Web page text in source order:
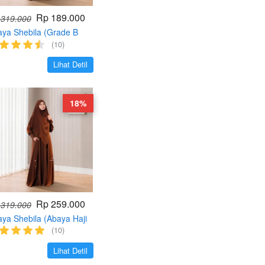
Rp 189.000
Shebila (Grade B
dengan Lolos QC
(10)
`Lihat Detil
Rp 259.000
Shebila (Abaya Haji
Anti UV
(10)
`Lihat Detil
18%